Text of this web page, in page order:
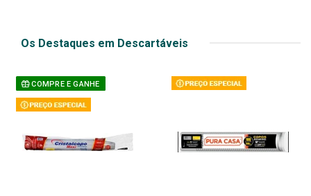
Os Destaques em Descartáveis
COMPRE E GANHE